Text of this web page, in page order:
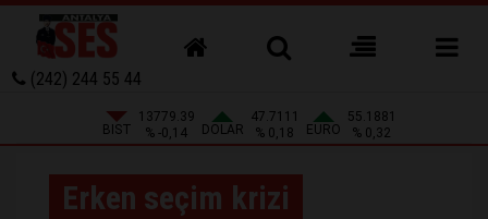
(242) 244 55 44
BIST
13779.39
% -0,14
DOLAR
47.7111
% 0,18
EURO
55.1881
% 0,32
Erken seçim krizi